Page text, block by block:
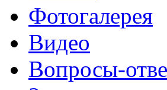
Фотогалерея
Видео
Вопросы-